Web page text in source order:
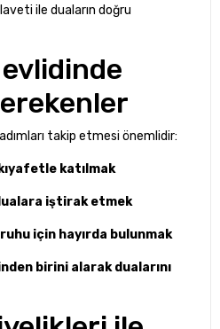
ile duaların doğru
takip etmesi önemlidir:
katılmak
iştirak etmek
için hayırda bulunmak
birini alarak dualarını